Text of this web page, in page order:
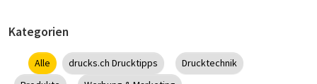
Kategorien
Alle drucks.ch Drucktipps
Drucktechnik